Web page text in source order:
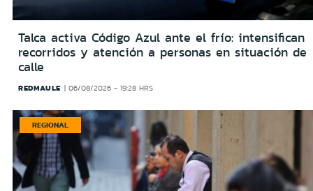
Talca activa Código Azul ante el frío: intensifican
recorridos y atención a personas en situación de
calle
REDMAULE 06/08/2026 - 19:28 HRS
REGIONAL